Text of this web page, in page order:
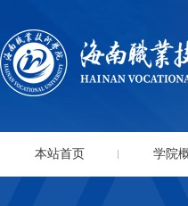
本站首页 学院